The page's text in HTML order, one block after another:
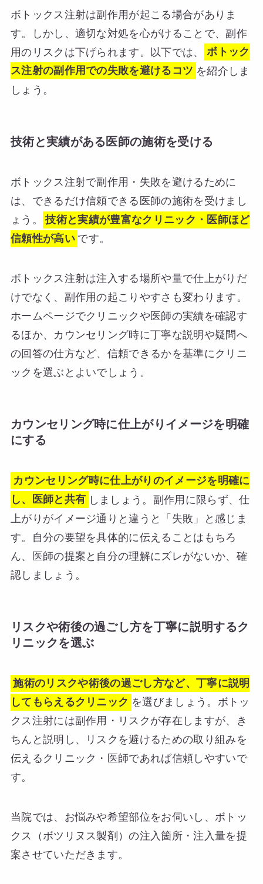
ボトックス注射は副作用が起こる場合がありま
す。しかし、適切な対処を心がけることで、副作
用のリスクは下げられます。以下では、
ボトック
ス注射の副作用での失敗を避けるコツ を紹介しま
しょう。
技術と実績がある医師の施術を受ける
ボトックス注射で副作用・失敗を避けるために
は、できるだけ信頼できる医師の施術を受けまし
ょう。
技術と実績が豊富なクリニック・医師ほど
信頼性が高い です。
ボトックス注射は注入する場所や量で仕上がりだ
けでなく、副作用の起こりやすさも変わります。
ホームページでクリニックや医師の実績を確認す
るほか、カウンセリング時に丁寧な説明や疑問へ
の回答の仕方など、信頼できるかを基準にクリニ
ックを選ぶとよいでしょう。
カウンセリング時に仕上がりイメージを明確
にする
カウンセリング時に仕上がりのイメージを明確に
し、医師と共有 しましょう。副作用に限らず、仕
上がりがイメージ通りと違うと「失敗」と感じま
す。自分の要望を具体的に伝えることはもちろ
ん、医師の提案と自分の理解にズレがないか、確
認しましょう。
リスクや術後の過ごし方を丁寧に説明するク
リニックを選ぶ
施術のリスクや術後の過ごし方など、丁寧に説明
してもらえるクリニック を選びましょう。ボトッ
クス注射には副作用・リスクが存在しますが、き
ちんと説明し、リスクを避けるための取り組みを
伝えるクリニック・医師であれば信頼しやすいで
す。
当院では、お悩みや希望部位をお伺いし、ボトッ
クス（ボツリヌス製剤）の注入箇所・注入量を提
案させていただきます。